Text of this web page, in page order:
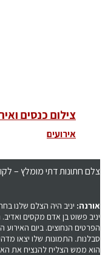
צילום כנסים
אירועים
צלם חתונות דתי מומלץ –
אורנה: יניב היה הצלם שלנו
יניב פשוט בן אדם מקסים
הפרטים הנחוצים. ביום האירוע
סבלנות. התמונות שלו יצאו
הוא ממש הצליח להנציח את